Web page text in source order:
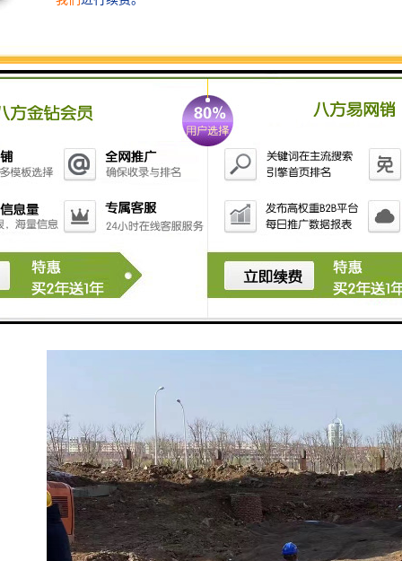
1、屋顶雨水。屋顶雨水相对干净，杂质、泥沙及其他污
染物少，可通过弃流和简单过滤后，直接排入蓄水系
2、地面雨水。地面的雨水杂质多，污染物源复杂。在弃
流和粗略过滤后，还必须进行沉淀才能排入蓄水系统。